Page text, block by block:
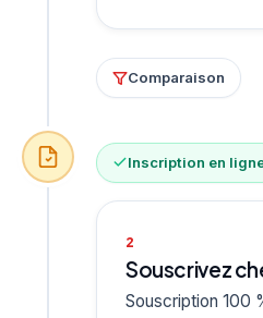
Comparaison
Inscription en
2
Souscrivez
Souscription 100